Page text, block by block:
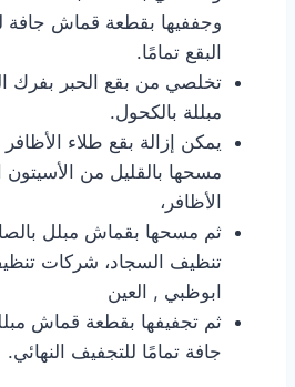
وجففيها بقطعة قماش جافة
البقع تمامًا.
تخلصي من بقع الحبر بفرك
مبللة بالكحول.
يمكن إزالة بقع طلاء
مسحها بالقليل من
الأظافر،
ثم مسحها بقماش مبلل
تنظيف السجاد، شركات
ابوظبي , العين
ثم تجفيفها بقطعة قماش
جافة تمامًا للتجفيف النهائي.